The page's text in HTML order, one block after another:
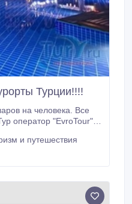
Турции!!!!
на человека. Все
оператор "EvroTour"
Вылеты с 02
и путешествия